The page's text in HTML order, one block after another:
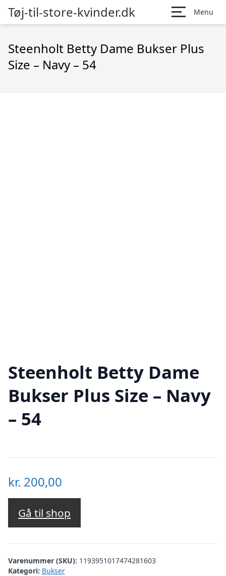
Tøj-til-store-kvinder.dk Menu
Steenholt Betty Dame Bukser Plus
Size – Navy – 54
Steenholt Betty Dame
Bukser Plus Size – Navy
– 54
kr. 200,00
Gå til shop
Varenummer (SKU): 1193951017474281603
Kategori: Bukser